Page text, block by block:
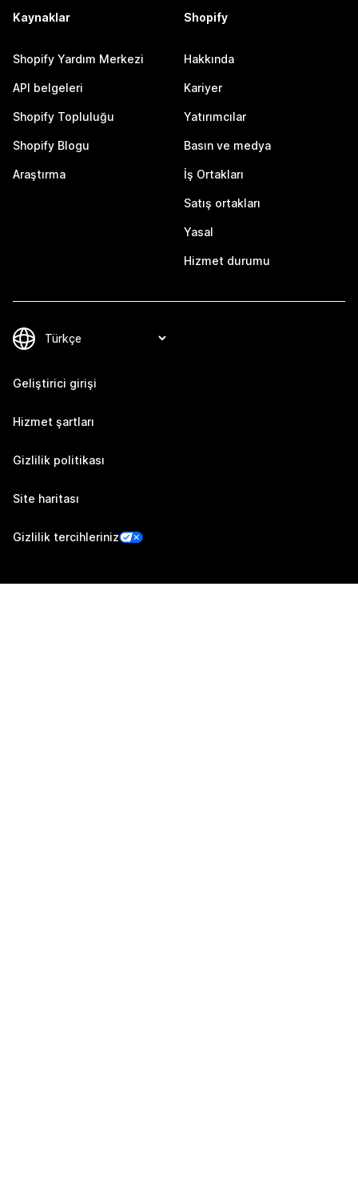
Kaynaklar
Shopify Yardım Merkezi
API belgeleri
Shopify Topluluğu
Shopify Blogu
Araştırma
Shopify
Hakkında
Kariyer
Yatırımcılar
Basın ve medya
İş Ortakları
Satış ortakları
Yasal
Hizmet durumu
Geliştirici girişi
Hizmet şartları
Gizlilik politikası
Site haritası
Gizlilik tercihleriniz